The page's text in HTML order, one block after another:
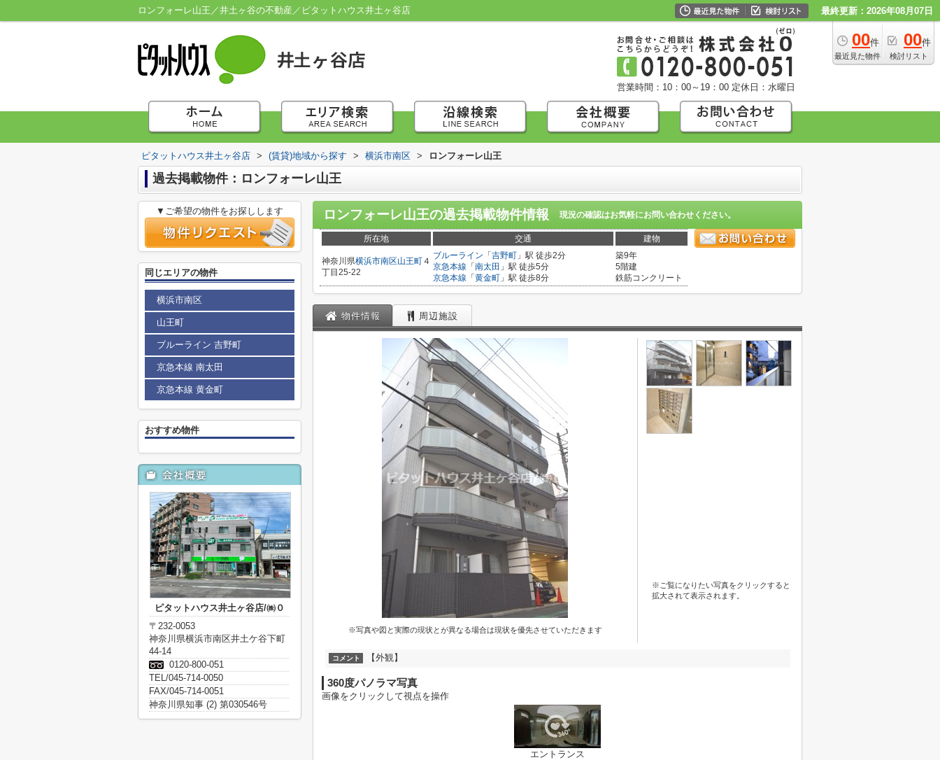
ロンフォーレ山王／井土ヶ谷の不動産／ピタットハウス井土ヶ谷店 最終更新：2026年08月07日
00件
最近見た物件
00件
検討リスト
営業時間：10：00～19：00 定休日：水曜日
ピタットハウス井土ヶ谷店 > (賃貸)地域から探す > 横浜市南区 > ロンフォーレ山王
過去掲載物件：ロンフォーレ山王
ロンフォーレ山王の過去掲載物件情報 現況の確認はお気軽にお問い合わせください。
所在地 交通 建物
神奈川県横浜市南区山王町４
丁目25-22
ブルーライン 「 吉野町 」駅 徒歩2分
京急本線 「 南太田 」駅 徒歩5分
京急本線 「 黄金町 」駅 徒歩8分
築9年
5階建
鉄筋コンクリート
物件情報 周辺施設
※写真や図と実際の現状とが異なる場合は現状を優先させていただきます
※ご覧になりたい写真をクリックすると
拡大されて表示されます。
コメント 【外観】
360度パノラマ写真
画像をクリックして視点を操作
エントランス
▼ご希望の物件をお探しします
同じエリアの物件
横浜市南区
山王町
ブルーライン 吉野町
京急本線 南太田
京急本線 黄金町
おすすめ物件
ピタットハウス井土ヶ谷店/㈱０
〒232-0053
神奈川県横浜市南区井土ケ谷下町
44-14
0120-800-051
TEL/045-714-0050
FAX/045-714-0051
神奈川県知事 (2) 第030546号